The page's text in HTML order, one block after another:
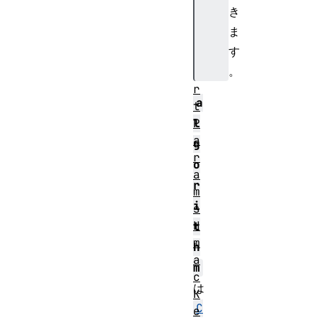
き
ま
す
。
a
l
g
o
r
i
t
h
m
は
C
r
t
P
a
r
a
m
s
H
m
a
c
K
e